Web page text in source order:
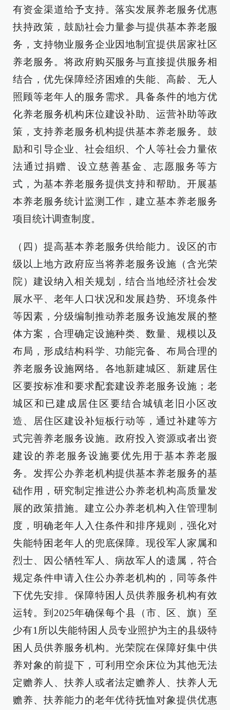
有资金渠道给予支持。落实发展养老服务优惠
扶持政策，鼓励社会力量参与提供基本养老服
务，支持物业服务企业因地制宜提供居家社区
养老服务。将政府购买服务与直接提供服务相
结合，优先保障经济困难的失能、高龄、无人
照顾等老年人的服务需求。具备条件的地方优
化养老服务机构床位建设补助、运营补助等政
策，支持养老服务机构提供基本养老服务。鼓
励和引导企业、社会组织、个人等社会力量依
法通过捐赠、设立慈善基金、志愿服务等方
式，为基本养老服务提供支持和帮助。开展基
本养老服务统计监测工作，建立基本养老服务
项目统计调查制度。
（四）提高基本养老服务供给能力。设区的市
级以上地方政府应当将养老服务设施（含光荣
院）建设纳入相关规划，结合当地经济社会发
展水平、老年人口状况和发展趋势、环境条件
等因素，分级编制推动养老服务设施发展的整
体方案，合理确定设施种类、数量、规模以及
布局，形成结构科学、功能完备、布局合理的
养老服务设施网络。各地新建城区、新建居住
区要按标准和要求配套建设养老服务设施；老
城区和已建成居住区要结合城镇老旧小区改
造、居住区建设补短板行动等，通过补建等方
式完善养老服务设施。政府投入资源或者出资
建设的养老服务设施要优先用于基本养老服
务。发挥公办养老机构提供基本养老服务的基
础作用，研究制定推进公办养老机构高质量发
展的政策措施。建立公办养老机构入住管理制
度，明确老年人入住条件和排序规则，强化对
失能特困老年人的兜底保障。现役军人家属和
烈士、因公牺牲军人、病故军人的遗属，符合
规定条件申请入住公办养老机构的，同等条件
下优先安排。保障特困人员供养服务机构有效
运转。到2025年确保每个县（市、区、旗）至
少有1所以失能特困人员专业照护为主的县级特
困人员供养服务机构。光荣院在保障好集中供
养对象的前提下，可利用空余床位为其他无法
定赡养人、扶养人或者法定赡养人、扶养人无
赡养、扶养能力的老年优待抚恤对象提供优惠